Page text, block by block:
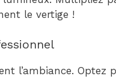
le vertige !
l’ambiance. Optez